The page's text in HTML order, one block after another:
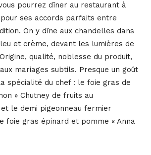
pourrez dîner au restaurant à
pour ses accords parfaits entre
On y dîne aux chandelles dans
et crème, devant les lumières de
qualité, noblesse du produit,
mariages subtils. Presque un goût
spécialité du chef : le foie gras de
» Chutney de fruits au
le demi pigeonneau fermier
foie gras épinard et pomme « Anna